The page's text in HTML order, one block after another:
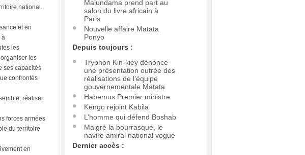
national.
et en
à
les
les
ses capacités
confrontés
réaliser
forces armées
du territoire
en
Malundama prend part au
salon du livre africain à
Paris
Nouvelle affaire Matata
Ponyo
Depuis toujours :
Tryphon Kin-kiey dénonce
une présentation outrée des
réalisations de l’équipe
gouvernementale Matata
Habemus Premier ministre
Kengo rejoint Kabila
L’homme qui défend Boshab
Malgré la bourrasque, le
navire amiral national vogue
Dernier accès :